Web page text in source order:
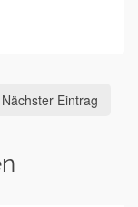
Nächster Eintrag